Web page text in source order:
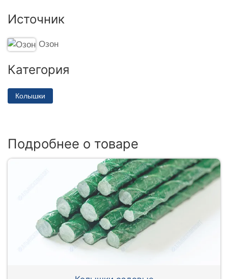
Источник
Озон
Категория
Колышки
Подробнее о товаре